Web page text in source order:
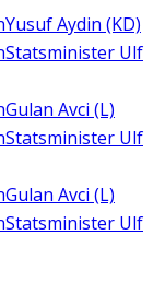
Yusuf Aydin (KD)
Statsminister Ulf
Gulan Avci (L)
Statsminister Ulf
Gulan Avci (L)
Statsminister Ulf